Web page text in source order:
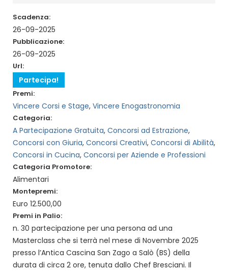
Scadenza:
26-09-2025
Pubblicazione:
26-09-2025
Url:
Partecipa!
Premi:
Vincere Corsi e Stage, Vincere Enogastronomia
Categoria:
A Partecipazione Gratuita, Concorsi ad Estrazione,
Concorsi con Giuria, Concorsi Creativi, Concorsi di Abilità,
Concorsi in Cucina, Concorsi per Aziende e Professioni
Categoria Promotore:
Alimentari
Montepremi:
Euro 12.500,00
Premi in Palio:
n. 30 partecipazione per una persona ad una
Masterclass che si terrà nel mese di Novembre 2025
presso l’Antica Cascina San Zago a Salò (BS) della
durata di circa 2 ore, tenuta dallo Chef Bresciani. Il